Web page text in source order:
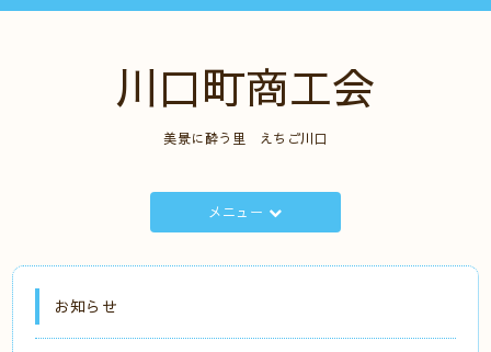
川口町商工会
美景に酔う里 えちご川口
メニュー
お知らせ